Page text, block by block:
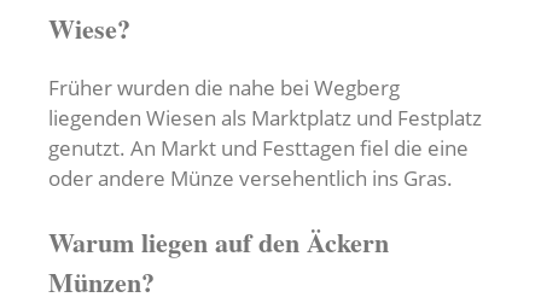
Wiese?
Früher wurden die nahe bei Wegberg
liegenden Wiesen als Marktplatz und Festplatz
genutzt. An Markt und Festtagen fiel die eine
oder andere Münze versehentlich ins Gras.
Warum liegen auf den Äckern
Münzen?